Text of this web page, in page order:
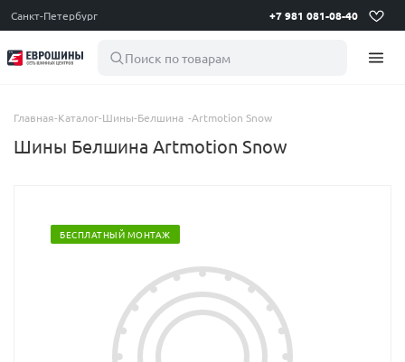
Санкт-Петербург +7 981 081-08-40
Поиск по товарам
Главная-Каталог-Шины-Белшина -Artmotion Snow
Шины Белшина Artmotion Snow
БЕСПЛАТНЫЙ МОНТАЖ